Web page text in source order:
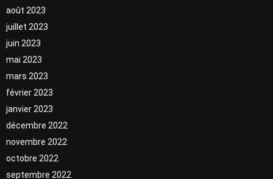
août 2023
juillet 2023
juin 2023
mai 2023
mars 2023
février 2023
janvier 2023
décembre 2022
novembre 2022
octobre 2022
septembre 2022